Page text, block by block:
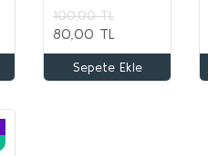
100,00 TL
80,00 TL
Sepete Ekle